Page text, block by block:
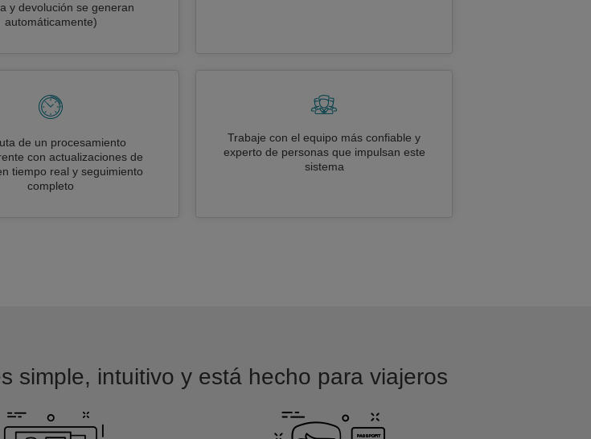
y devolución se generan
automáticamente)
de un procesamiento
con actualizaciones de
tiempo real y seguimiento
completo
Trabaje con el equipo más confiable y
experto de personas que impulsan este
sistema
simple, intuitivo y está hecho para viajeros